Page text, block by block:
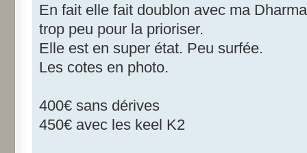
En fait elle fait doublon avec ma
trop peu pour la prioriser.
Elle est en super état. Peu surfée.
Les cotes en photo.
400€ sans dérives
450€ avec les keel K2